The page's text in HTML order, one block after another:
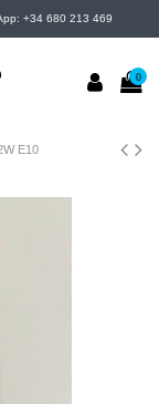
+34 680 213 469
0
E10